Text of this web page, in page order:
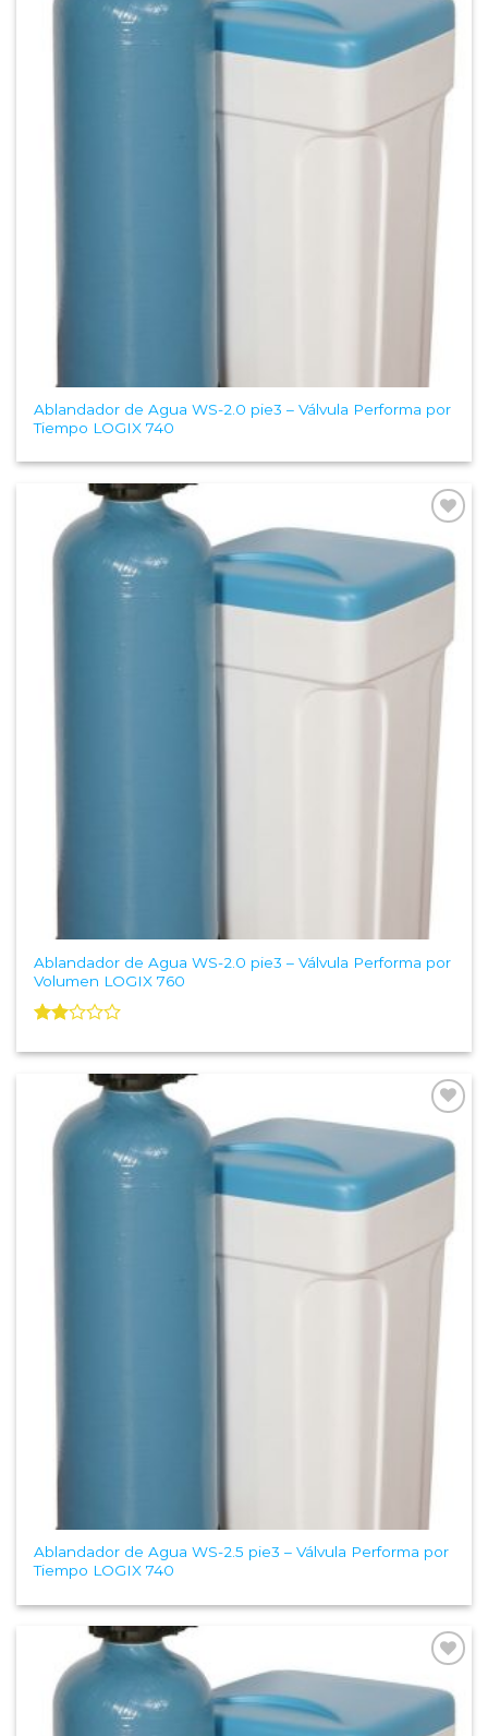
Ablandador de Agua WS-2.0 pie3 – Válvula Performa por
Tiempo LOGIX 740
Wishlist
Ablandador de Agua WS-2.0 pie3 – Válvula Performa por
Volumen LOGIX 760
con
Wishlist
Ablandador de Agua WS-2.5 pie3 – Válvula Performa por
Tiempo LOGIX 740
Wishlist